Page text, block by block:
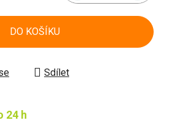
DO KOŠÍKU
Sdílet
24 h